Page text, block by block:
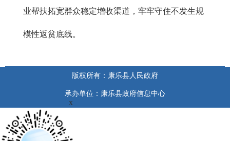
业帮扶拓宽群众稳定增收渠道，牢牢守住不发生规
模性返贫底线。
版权所有：康乐县人民政府
承办单位：康乐县政府信息中心
x